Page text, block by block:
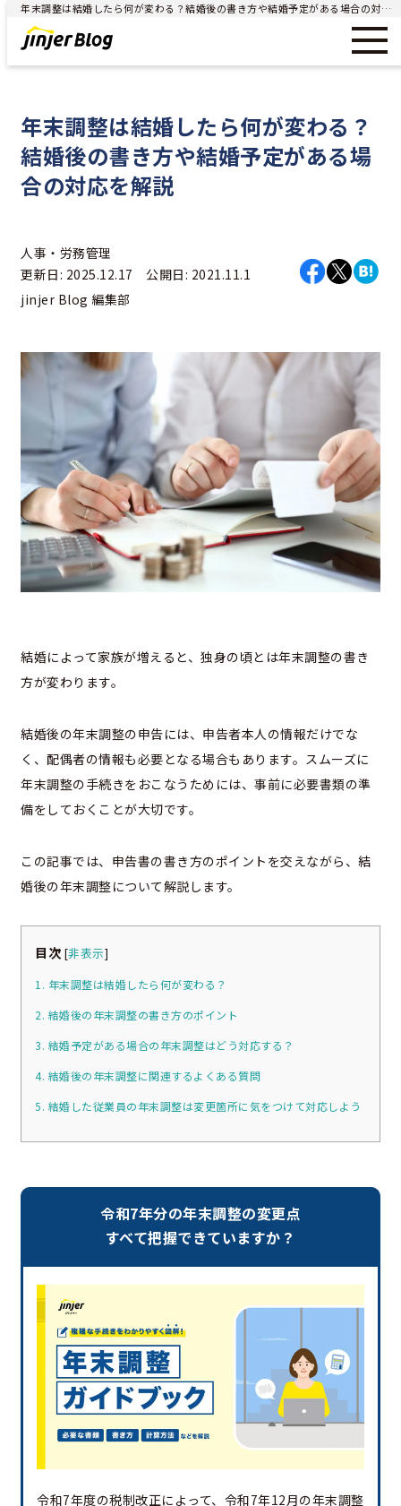
年末調整は結婚したら何が変わる？結婚後の書き方や結婚予定がある場合の対応を解説 - ジンジャー（jinjer）｜統合型人事システム
年末調整は結婚したら何が変わる？
結婚後の書き方や結婚予定がある場
合の対応を解説
人事・労務管理
更新日: 2025.12.17 公開日: 2021.11.1
jinjer Blog 編集部
結婚によって家族が増えると、独身の頃とは年末調整の書き
方が変わります。
結婚後の年末調整の申告には、申告者本人の情報だけでな
く、配偶者の情報も必要となる場合もあります。スムーズに
年末調整の手続きをおこなうためには、事前に必要書類の準
備をしておくことが大切です。
この記事では、申告書の書き方のポイントを交えながら、結
婚後の年末調整について解説します。
目次 [非表示]
1. 年末調整は結婚したら何が変わる？
2. 結婚後の年末調整の書き方のポイント
3. 結婚予定がある場合の年末調整はどう対応する？
4. 結婚後の年末調整に関連するよくある質問
5. 結婚した従業員の年末調整は変更箇所に気をつけて対応しよう
令和7年分の年末調整の変更点
すべて把握できていますか？
令和7年度の税制改正によって、令和7年12月の年末調整